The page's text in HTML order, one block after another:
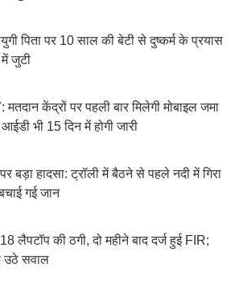
पिता पर 10 साल की बेटी से दुष्कर्म के प्रयास
जुटी
केंद्रों पर पहली बार मिलेगी मोबाइल जमा
भी 15 दिन में होगी जारी
पर बड़ा हादसा: ट्रॉली में बैठने से पहले नदी में गिरा
गई जान
लैपटॉप की ठगी, दो महीने बाद दर्ज हुई FIR;
उठे सवाल